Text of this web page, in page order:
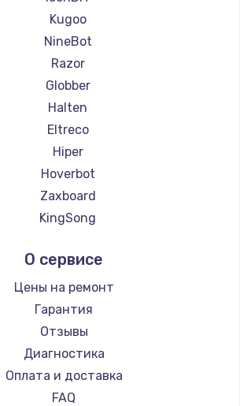
Kugoo
NineBot
Razor
Globber
Halten
Eltreco
Hiper
Hoverbot
Zaxboard
KingSong
Hunter
Shorner
Joyor
Minimotors
Bork
Segway
KIRIN
О сервисе
Цены на ремонт
Гарантия
Отзывы
Диагностика
Оплата и доставка
FAQ